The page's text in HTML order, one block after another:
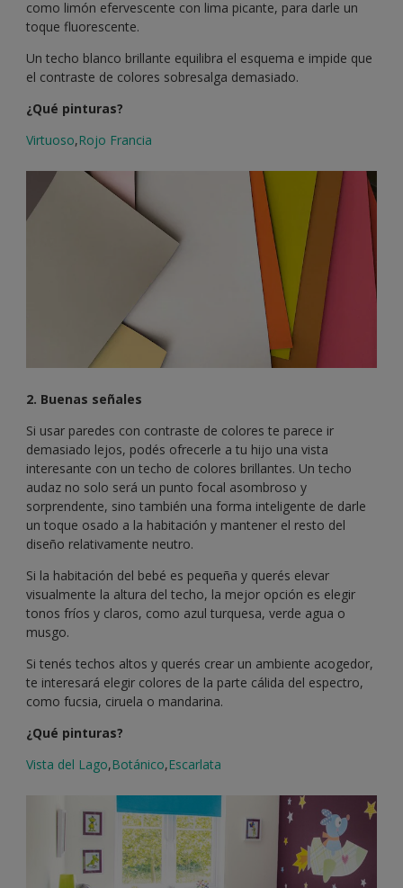
como limón efervescente con lima picante, para darle un
toque fluorescente.
Un techo blanco brillante equilibra el esquema e impide que
el contraste de colores sobresalga demasiado.
¿Qué pinturas?
Virtuoso,Rojo Francia
2. Buenas señales
Si usar paredes con contraste de colores te parece ir
demasiado lejos, podés ofrecerle a tu hijo una vista
interesante con un techo de colores brillantes. Un techo
audaz no solo será un punto focal asombroso y
sorprendente, sino también una forma inteligente de darle
un toque osado a la habitación y mantener el resto del
diseño relativamente neutro.
Si la habitación del bebé es pequeña y querés elevar
visualmente la altura del techo, la mejor opción es elegir
tonos fríos y claros, como azul turquesa, verde agua o
musgo.
Si tenés techos altos y querés crear un ambiente acogedor,
te interesará elegir colores de la parte cálida del espectro,
como fucsia, ciruela o mandarina.
¿Qué pinturas?
Vista del Lago,Botánico,Escarlata